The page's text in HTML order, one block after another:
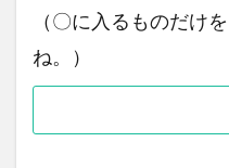
（〇に入るものだけを
ね。）